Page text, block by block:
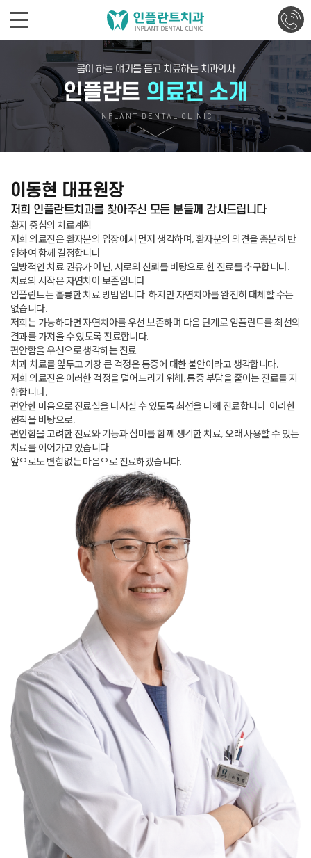
몸이 하는 얘기를 듣고 치료하는 치과의사
인플란트 의료진 소개
INPLANT DENTAL CLINIC
이동현 대표원장
저희 인플란트치과를 찾아주신 모든 분들께 감사드립니다
환자 중심의 치료계획
저희 의료진은 환자분의 입장에서 먼저 생각하며, 환자분의 의견을 충분히 반
영하여 함께 결정합니다.
일방적인 치료 권유가 아닌, 서로의 신뢰를 바탕으로 한 진료를 추구합니다.
치료의 시작은 자연치아 보존입니다
임플란트는 훌륭한 치료 방법입니다. 하지만 자연치아를 완전히 대체할 수는
없습니다.
저희는 가능하다면 자연치아를 우선 보존하며 다음 단계로 임플란트를 최선의
결과를 가져올 수 있도록 진료합니다.
편안함을 우선으로 생각하는 진료
치과 치료를 앞두고 가장 큰 걱정은 통증에 대한 불안이라고 생각합니다.
저희 의료진은 이러한 걱정을 덜어드리기 위해, 통증 부담을 줄이는 진료를 지
향합니다.
편안한 마음으로 진료실을 나서실 수 있도록 최선을 다해 진료합니다. 이러한
원칙을 바탕으로,
편안함을 고려한 진료와 기능과 심미를 함께 생각한 치료, 오래 사용할 수 있는
치료를 이어가고 있습니다.
앞으로도 변함없는 마음으로 진료하겠습니다.